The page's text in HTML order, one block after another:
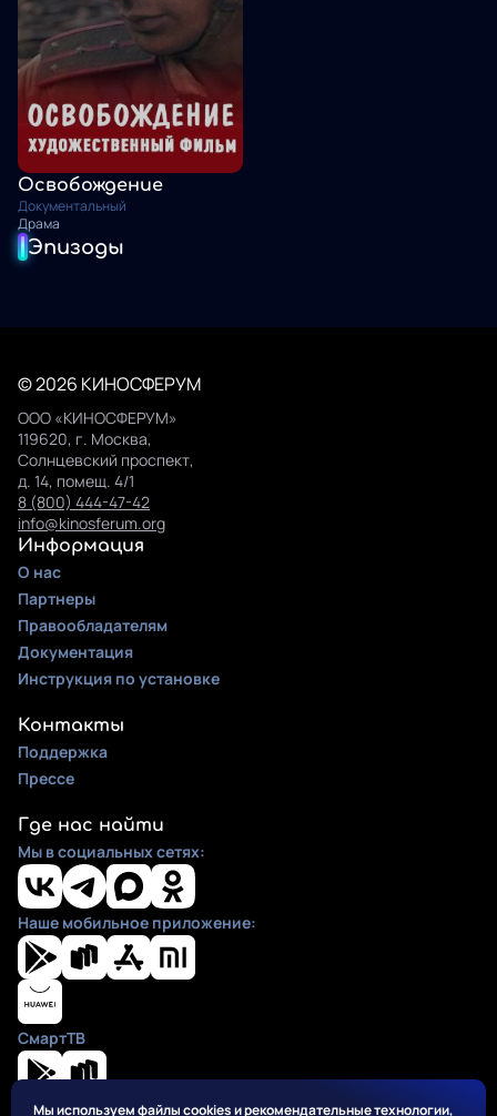
Освобождение
Документальный
Драма
Эпизоды
Мы используем файлы cookies и рекомендательные технологии,
© 2026 КИНОСФЕРУМ
ООО «КИНОСФЕРУМ»
119620, г. Москва,
Солнцевский проспект,
д. 14, помещ. 4/1
8 (800) 444-47-42
info@kinosferum.org
Информация
О нас
Партнеры
Правообладателям
Документация
Инструкция по установке
Контакты
Поддержка
Прессе
Где нас найти
Мы в социальных сетях:
Наше мобильное приложение:
СмартТВ